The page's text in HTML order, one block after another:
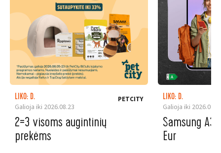
LIKO: D.
Galioja iki 2026.08.23
PETCITY
2=3 visoms augintinių
prekėms
LIKO: D.
Galioja iki
Samsung
Eur